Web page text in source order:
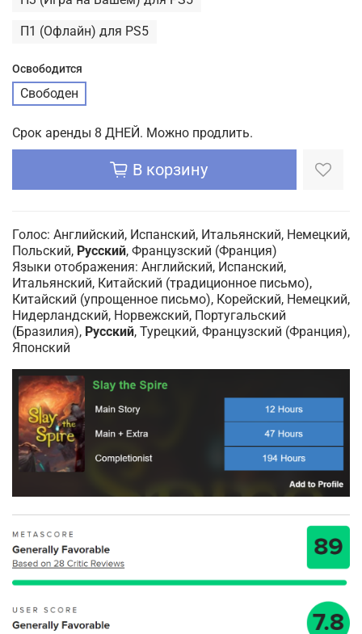
П1 (Офлайн) для PS5
Освободится
Свободен
Срок аренды 8 ДНЕЙ. Можно продлить.
В корзину
Голос: Английский, Испанский, Итальянский, Немецкий,
Польский, Русский, Французский (Франция)
Языки отображения: Английский, Испанский,
Итальянский, Китайский (традиционное письмо),
Китайский (упрощенное письмо), Корейский, Немецкий,
Нидерландский, Норвежский, Португальский
(Бразилия), Русский, Турецкий, Французский (Франция),
Японский